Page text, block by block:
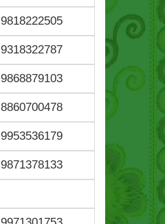
9818222505
9318322787
9868879103
8860700478
9953536179
9871378133